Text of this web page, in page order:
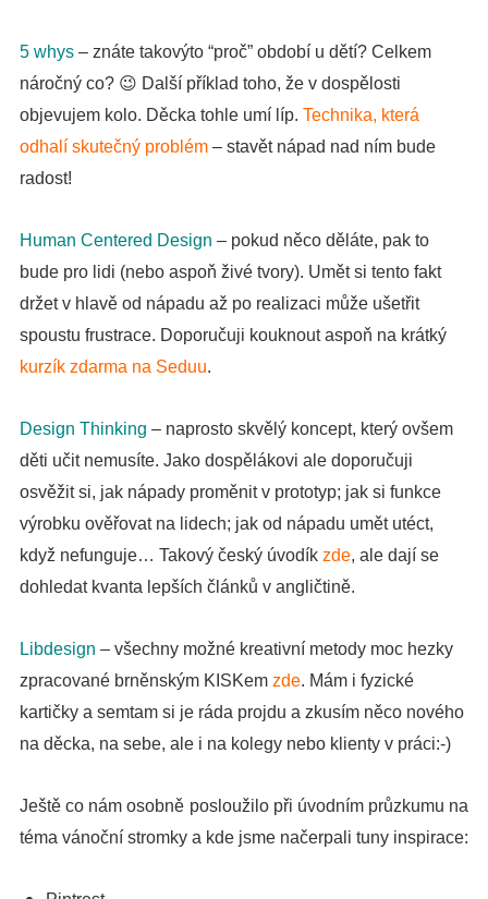
5 whys – znáte takovýto “proč” období u dětí? Celkem
náročný co? 😉 Další příklad toho, že v dospělosti
objevujem kolo. Děcka tohle umí líp. Technika, která
odhalí skutečný problém– stavět nápad nad ním bude
radost!
Human Centered Design – pokud něco děláte, pak to
bude pro lidi (nebo aspoň živé tvory). Umět si tento fakt
držet v hlavě od nápadu až po realizaci může ušetřit
spoustu frustrace. Doporučuji kouknout aspoň na krátký
kurzík zdarma na Seduu.
Design Thinking – naprosto skvělý koncept, který ovšem
děti učit nemusíte. Jako dospělákovi ale doporučuji
osvěžit si, jak nápady proměnit v prototyp; jak si funkce
výrobku ověřovat na lidech; jak od nápadu umět utéct,
když nefunguje… Takový český úvodík zde, ale dají se
dohledat kvanta lepších článků v angličtině.
Libdesign – všechny možné kreativní metody moc hezky
zpracované brněnským KISKem zde. Mám i fyzické
kartičky a semtam si je ráda projdu a zkusím něco nového
na děcka, na sebe, ale i na kolegy nebo klienty v práci:-)
Ještě co nám osobně posloužilo při úvodním průzkumu na
téma vánoční stromky a kde jsme načerpali tuny inspirace: